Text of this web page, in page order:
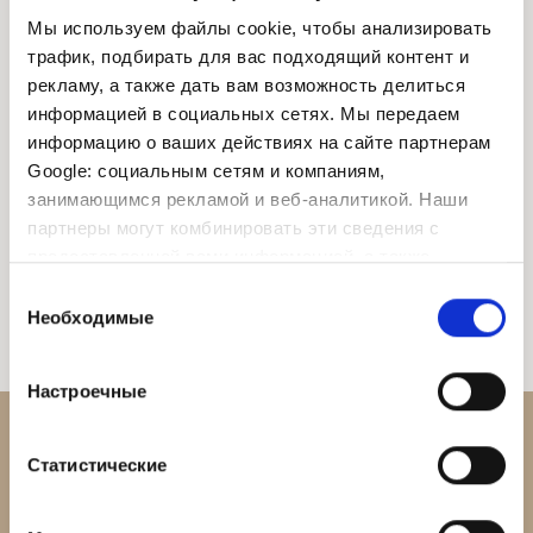
Мы используем файлы cookie, чтобы анализировать
трафик, подбирать для вас подходящий контент и
рекламу, а также дать вам возможность делиться
информацией в социальных сетях. Мы передаем
информацию о ваших действиях на сайте партнерам
Google: социальным сетям и компаниям,
занимающимся рекламой и веб-аналитикой. Наши
партнеры могут комбинировать эти сведения с
вами их сервисов.
согласия
Необходимые
Настроечные
Статистические
Я прочел и согласен сполитикой
конфиденциальности
Я хотел бы получать новости, предложения и
обновленную информацию
Поля с пометкой "*" необходимы.
Ваша личная информация не передается третьим
как для нашего общения с Вами.
ОТПРАВИТЬ
ЧИТАЙТЕ НАШИ НОВОСТИ